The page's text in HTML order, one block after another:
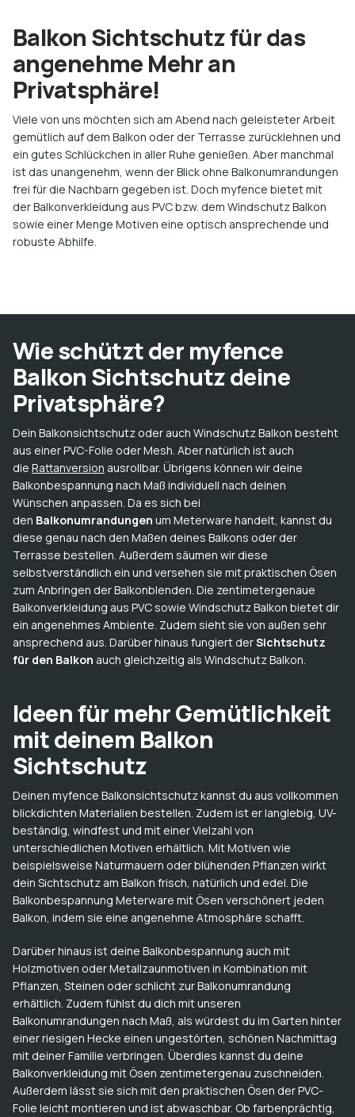
Balkon Sichtschutz für das
angenehme Mehr an
Privatsphäre!
Viele von uns möchten sich am Abend nach geleisteter Arbeit
gemütlich auf dem Balkon oder der Terrasse zurücklehnen und
ein gutes Schlückchen in aller Ruhe genießen. Aber manchmal
ist das unangenehm, wenn der Blick ohne Balkonumrandungen
frei für die Nachbarn gegeben ist. Doch myfence bietet mit
der Balkonverkleidung aus PVC bzw. dem Windschutz Balkon
sowie einer Menge Motiven eine optisch ansprechende und
robuste Abhilfe.
Wie schützt der myfence
Balkon Sichtschutz deine
Privatsphäre?
Dein Balkonsichtschutz oder auch Windschutz Balkon besteht
aus einer PVC-Folie oder Mesh. Aber natürlich ist auch
die Rattanversion ausrollbar. Übrigens können wir deine
Balkonbespannung nach Maß individuell nach deinen
Wünschen anpassen. Da es sich bei
den Balkonumrandungen um Meterware handelt, kannst du
diese genau nach den Maßen deines Balkons oder der
Terrasse bestellen. Außerdem säumen wir diese
selbstverständlich ein und versehen sie mit praktischen Ösen
zum Anbringen der Balkonblenden. Die zentimetergenaue
Balkonverkleidung aus PVC sowie Windschutz Balkon bietet dir
ein angenehmes Ambiente. Zudem sieht sie von außen sehr
ansprechend aus. Darüber hinaus fungiert derSichtschutz
für den Balkon auch gleichzeitig als Windschutz Balkon.
Ideen für mehr Gemütlichkeit
mit deinem Balkon
Sichtschutz
Deinen myfence Balkonsichtschutz kannst du aus vollkommen
blickdichten Materialien bestellen. Zudem ist er langlebig, UV-
beständig, windfest und mit einer Vielzahl von
unterschiedlichen Motiven erhältlich. Mit Motiven wie
beispielsweise Naturmauern oder blühenden Pflanzen wirkt
dein Sichtschutz am Balkon frisch, natürlich und edel. Die
Balkonbespannung Meterware mit Ösen verschönert jeden
Balkon, indem sie eine angenehme Atmosphäre schafft.
Darüber hinaus ist deine Balkonbespannung auch mit
Holzmotiven oder Metallzaunmotiven in Kombination mit
Pflanzen, Steinen oder schlicht zur Balkonumrandung
erhältlich. Zudem fühlst du dich mit unseren
Balkonumrandungen nach Maß, als würdest du im Garten hinter
einer riesigen Hecke einen ungestörten, schönen Nachmittag
mit deiner Familie verbringen. Überdies kannst du deine
Balkonverkleidung mit Ösen zentimetergenau zuschneiden.
Außerdem lässt sie sich mit den praktischen Ösen der PVC-
Folie leicht montieren und ist abwaschbar. Ob farbenprächtig,